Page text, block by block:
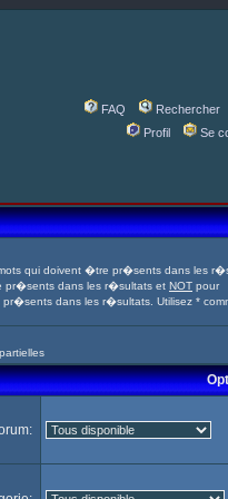
FAQ
Rechercher
Profil
Se
qui doivent �tre pr�sents dans les
pr�sents dans les r�sultats et NOT pour
dans les r�sultats. Utilisez *